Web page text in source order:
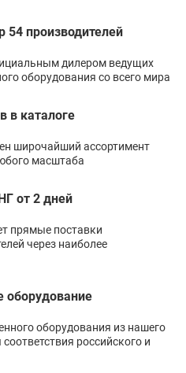
производителей
дилером ведущих
оборудования со всего мира
в каталоге
широчайший ассортимент
масштаба
от 2 дней
прямые поставки
через наиболее
оборудование
оборудования из нашего
российского и